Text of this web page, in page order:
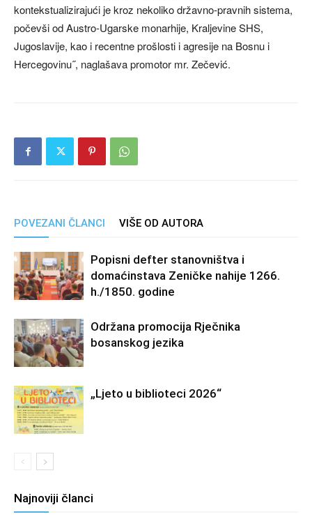
kontekstualizirajući je kroz nekoliko državno-pravnih sistema,
počevši od Austro-Ugarske monarhije, Kraljevine SHS,
Jugoslavije, kao i recentne prošlosti i agresije na Bosnu i
Hercegovinu˝, naglašava promotor mr. Zečević.
POVEZANI ČLANCI VIŠE OD AUTORA
Popisni defter stanovništva i
domaćinstava Zeničke nahije 1266.
h./1850. godine
Održana promocija Rječnika
bosanskog jezika
„Ljeto u biblioteci 2026“
Najnoviji članci